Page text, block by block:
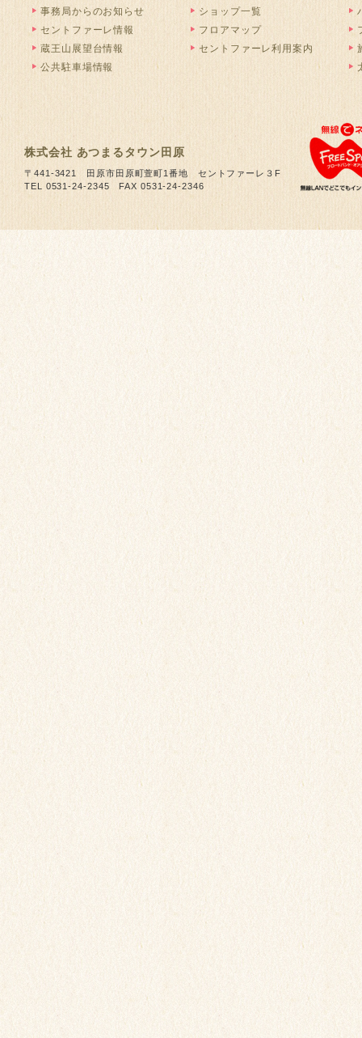
事務局からのお知らせ
セントファーレ情報
蔵王山展望台情報
公共駐車場情報
ショップ一覧
フロアマップ
セントファーレ利用案内
株式会社 あつまるタウン田原
〒441-3421 田原市田原町萱町1番地 セントファーレ３F
TEL 0531-24-2345 FAX 0531-24-2346